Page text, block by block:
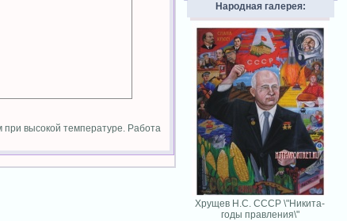
высокой температуре. Работа
Народная галерея:
Хрущев Н.С. СССР \"Никита-
годы правления\"